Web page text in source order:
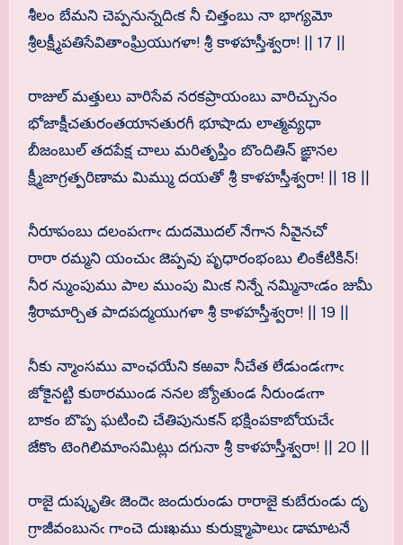
శీలం బేమని చెప్పనున్నదిఁక నీ చిత్తంబు నా భాగ్యమో
శ్రీలక్ష్మీపతిసేవితాంఘ్రియుగళా! శ్రీ కాళహస్తీశ్వరా! || 17 ||
రాజుల్ మత్తులు వారిసేవ నరకప్రాయంబు వారిచ్చునం
భోజాక్షీచతురంతయానతురగీ భూషాదు లాత్మవ్యధా
బీజంబుల్ తదపేక్ష చాలు మరితృప్తిం బొందితిన్ ఙ్ఞానల
క్ష్మీజాగ్రత్పరిణామ మిమ్ము దయతో శ్రీ కాళహస్తీశ్వరా! || 18 ||
నీరూపంబు దలంపఁగాఁ దుదమొదల్ నేగాన నీవైనచో
రారా రమ్మని యంచుఁ జెప్పవు పృధారంభంబు లింకేటికిన్!
నీర న్ముంపుము పాల ముంపు మిఁక నిన్నే నమ్మినాఁడం జుమీ
శ్రీరామార్చిత పాదపద్మయుగళా శ్రీ కాళహస్తీశ్వరా! || 19 ||
నీకు న్మాంసము వాంఛయేని కఱవా నీచేత లేడుండఁగాఁ
జోకైనట్టి కుఠారముండ ననల జ్యోతుండ నీరుండఁగా
బాకం బొప్ప ఘటించి చేతిపునుకన్ భక్షింపకాబోయచేఁ
జేకొం టెంగిలిమాంసమిట్లు దగునా శ్రీ కాళహస్తీశ్వరా! || 20 ||
రాజై దుష్కృతిఁ జెందెఁ జందురుండు రారాజై కుబేరుండు దృ
గ్రాజీవంబునఁ గాంచె దుఃఖము కురుక్ష్మాపాలుఁ డామాటనే